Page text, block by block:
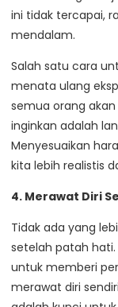
ini tidak tercapai,
mendalam.
Salah satu cara
menata ulang
semua orang
inginkan adalah
Menyesuaikan
kita lebih realistis
4. Merawat Diri
Tidak ada yang
setelah patah hati.
untuk memberi
merawat diri